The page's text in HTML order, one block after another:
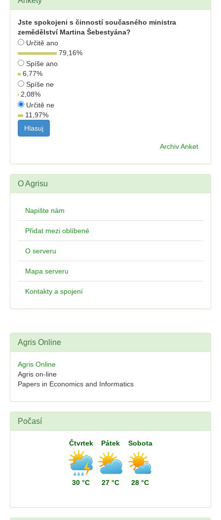
Jste spokojeni s činností současného ministra
zemědělství Martina Šebestyána?
Určitě ano
79,16%
Spíše ano
6,77%
Spíše ne
2,08%
Určitě ne
11,97%
Archiv Anket
O Agrisu
Napište nám
Přidat mezi oblíbené
O serveru
Mapa serveru
Kontakty a spojení
Agris Online
Agris Online
Agris on-line
Papers in Economics and Informatics
Počasí
Čtvrtek
30 °C
Pátek
27 °C
Sobota
28 °C